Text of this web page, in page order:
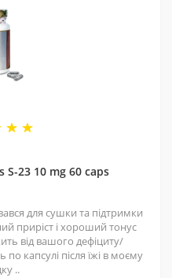
S-23 10 mg 60 caps
для сушки та підтримки
приріст і хороший тонус
від вашого дефіциту/
по капсулі після їжі в моєму
..